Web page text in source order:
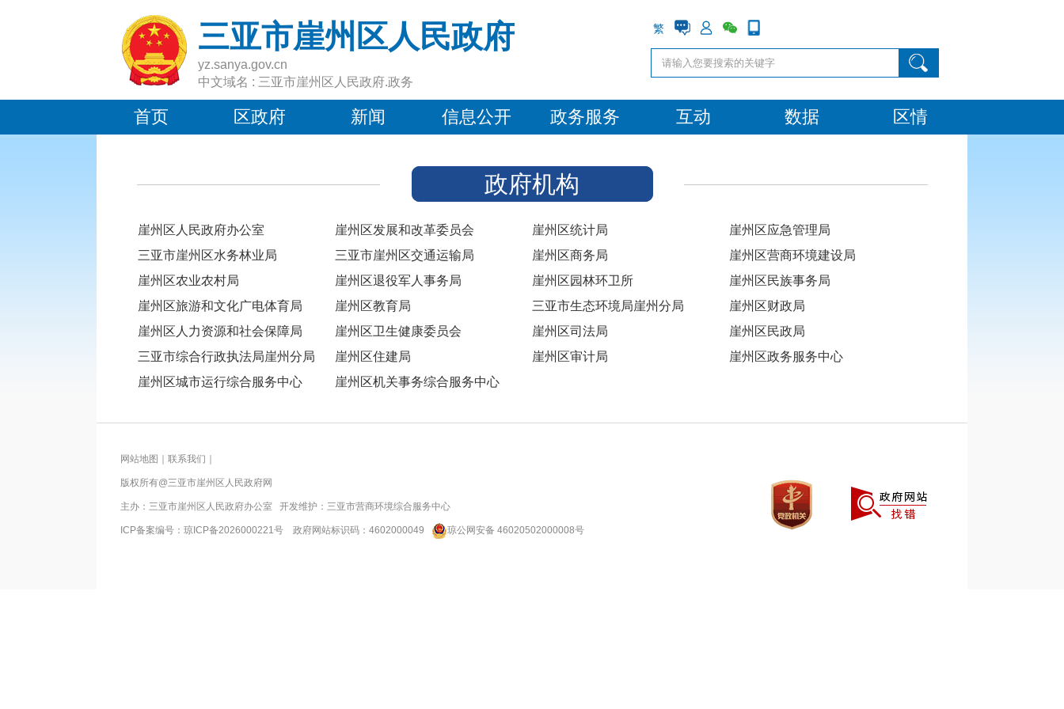
三亚市崖州区人民政府
yz.sanya.gov.cn
中文域名 : 三亚市崖州区人民政府.政务
繁
首页 区政府 新闻 信息公开 政务服务 互动 数据 区情
政府机构
崖州区人民政府办公室 崖州区发展和改革委员会 崖州区统计局
崖州区应急管理局
三亚市崖州区水务林业局
三亚市崖州区交通运输局 崖州区商务局
崖州区营商环境建设局
崖州区农业农村局
崖州区退役军人事务局 崖州区园林环卫所
崖州区民族事务局
崖州区旅游和文化广电体育局
崖州区教育局 三亚市生态环境局崖州分局
崖州区财政局
崖州区人力资源和社会保障局
崖州区卫生健康委员会 崖州区司法局
崖州区民政局
三亚市综合行政执法局崖州分局
崖州区住建局 崖州区审计局
崖州区政务服务中心
崖州区城市运行综合服务中心
崖州区机关事务综合服务中心
网站地图 联系我们
版权所有@三亚市崖州区人民政府网
主办：三亚市崖州区人民政府办公室 开发维护：三亚市营商环境综合服务中心
ICP备案编号： 琼ICP备2026000221号 政府网站标识码： 4602000049 琼公网安备 46020502000008号